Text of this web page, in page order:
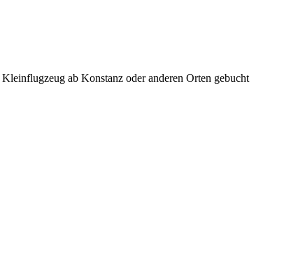
ab Konstanz oder anderen Orten gebucht